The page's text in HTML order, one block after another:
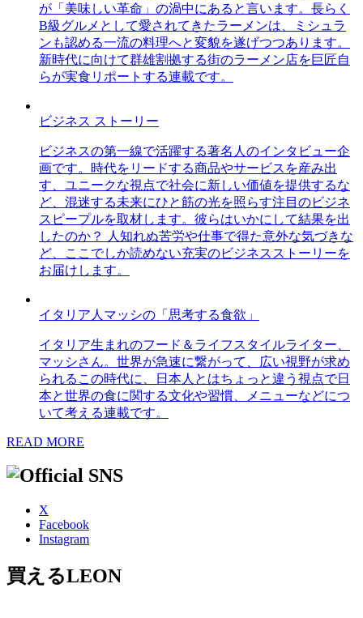
が「美味しい革命」の渦中にあると言います。長らく
B級グルメとして愛されてきたラーメンは、ミシュラ
ンも認める一流の料理へと変貌を遂げつつあります。
新時代に向けて群雄割拠する街のラーメン店を巨匠自
らが実食リポートする連載です。
ビジネス ストーリー
ビジネスの第一線で活躍する著名人のインタビュー企
画です。時代をリードする商品やサービスを産み出
す、ユニークな視点で社会に新しい価値を提供するな
ど、混迷する未来にひと筋の光を照らす注目のビジネ
スピープルを取材します。彼らはいかにして結果を出
したのか？ 人知れぬ苦労や仕事で得た意外な気づきな
ど、ここでしか読めない充実のビジネスストーリーを
お届けします。
イタリア人マッシの「思考する食欲」
イタリア生まれのフード＆ライフスタイルライター、
マッシさん。世界が急速に繋がって、広い視野が求め
られるこの時代に、日本人とはちょっと違う視点で日
本と世界の食に関する文化や習慣、メニューなどにつ
いて考える連載です。
READ MORE
X
Facebook
Instagram
買えるLEON